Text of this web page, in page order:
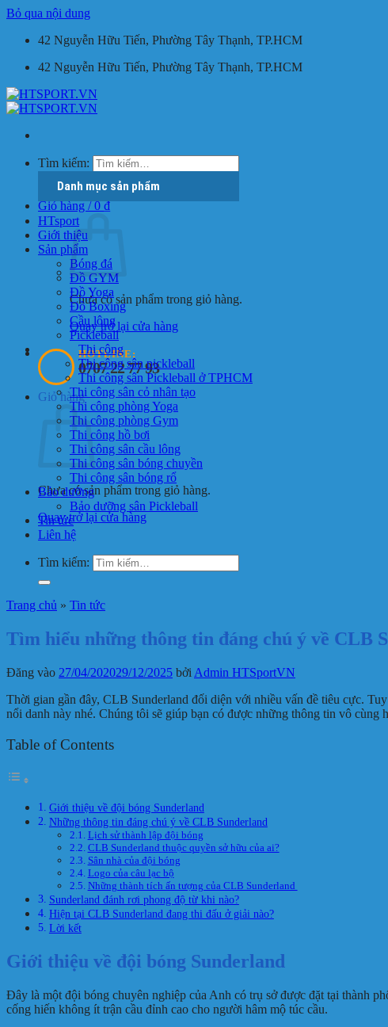
Bỏ qua nội dung
42 Nguyễn Hữu Tiến, Phường Tây Thạnh, TP.HCM
42 Nguyễn Hữu Tiến, Phường Tây Thạnh, TP.HCM
Tìm kiếm:
Giỏ hàng /0₫
Chưa có sản phẩm trong giỏ hàng.
Quay trở lại cửa hàng
HOTLINE:
0707 22 77 93
Giỏ hàng
Chưa có sản phẩm trong giỏ hàng.
Quay trở lại cửa hàng
Danh mục sản phẩm
HTsport
Giới thiệu
Sản phẩm
Bóng đá
Đồ GYM
Đồ Yoga
Đồ Boxing
Cầu lông
Pickleball
Thi công
Thi công sân pickleball
Thi công sân Pickleball ở TPHCM
Thi công sân cỏ nhân tạo
Thi công phòng Yoga
Thi công phòng Gym
Thi công hồ bơi
Thi công sân cầu lông
Thi công sân bóng chuyền
Thi công sân bóng rổ
Bảo dưỡng
Bảo dưỡng sân Pickleball
Tin tức
Liên hệ
Tìm kiếm:
Trang chủ » Tin tức
Tìm hiểu những thông tin đáng chú ý về CLB
Đăng vào 27/04/202029/12/2025 bởi Admin HTSportVN
Thời gian gần đây, CLB Sunderland đối diện với nhiều vấn đề tiêu cực.
nổi danh này nhé. Chúng tôi sẽ giúp bạn có được những thông tin vô cùng
Table of Contents
Giới thiệu về đội bóng Sunderland
Những thông tin đáng chú ý về CLB Sunderland
Lịch sử thành lập đội bóng
CLB Sunderland thuộc quyền sở hữu của ai?
Sân nhà của đội bóng
Logo của câu lạc bộ
Những thành tích ấn tượng của CLB Sunderland
Sunderland đánh rơi phong độ từ khi nào?
Hiện tại CLB Sunderland đang thi đấu ở giải nào?
Lời kết
Giới thiệu về đội bóng Sunderland
Đây là một đội bóng chuyên nghiệp của Anh có trụ sở được đặt tại thành
cống hiến không ít trận cầu đỉnh cao cho người hâm mộ túc cầu.